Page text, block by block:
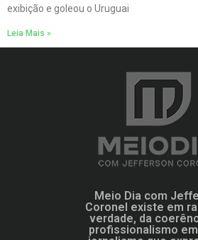
exibição e goleou o Uruguai
Leia Mais »
Meio Dia com
Coronel existe em
verdade, da
profissionalismo